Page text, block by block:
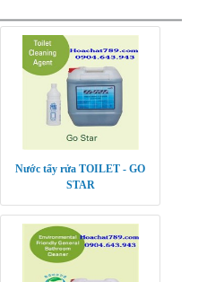
Nước tẩy rửa TOILET - GO
STAR